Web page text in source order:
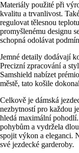
Materiály použité při
kvalitu a trvanlivost.
regulovat tělesnou
promyšlenému designu
schopná odolávat
Jemné detaily dodávají
Precizní zpracování a
Samshield nabízet
městě, tato košile
Celkově je dámská
nezbytností pro každou
hledá maximální
pohybům a vydržela
spojit výkon a eleganci.
své jezdecké garderoby.